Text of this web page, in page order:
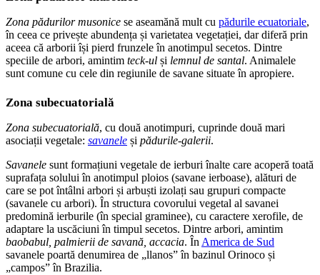
Zona pădurilor musonice se aseamănă mult cu pădurile ecuatoriale,
în ceea ce privește abundența și varietatea vegetației, dar diferă prin
aceea că arborii își pierd frunzele în anotimpul secetos. Dintre
speciile de arbori, amintim teck-ul și lemnul de santal. Animalele
sunt comune cu cele din regiunile de savane situate în apropiere.
Zona subecuatorială
Zona subecuatorială, cu două anotimpuri, cuprinde două mari
asociații vegetale: savanele și pădurile-galerii.
Savanele sunt formațiuni vegetale de ierburi înalte care acoperă toată
suprafața solului în anotimpul ploios (savane ierboase), alături de
care se pot întâlni arbori și arbuști izolați sau grupuri compacte
(savanele cu arbori). În structura covorului vegetal al savanei
predomină ierburile (în special graminee), cu caractere xerofile, de
adaptare la uscăciuni în timpul secetos. Dintre arbori, amintim
baobabul, palmierii de savană, accacia. În America de Sud
savanele poartă denumirea de „llanos” în bazinul Orinoco și
„campos” în Brazilia.